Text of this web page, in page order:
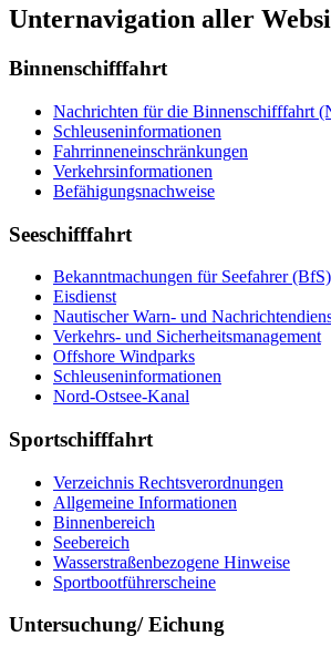
Unternavigation aller
Binnenschifffahrt
Nach­rich­ten für die Bin­nen­schiff­fahrt
Schleu­sen­in­for­ma­tio­nen
Fahr­rin­nen­ein­schrän­kun­gen
Ver­kehrs­in­for­ma­tio­nen
Be­fä­hi­gungs­nach­wei­se
Seeschifffahrt
Be­kannt­ma­chun­gen für See­fah­rer (BfS)
Eis­dienst
Nau­ti­scher Warn-​ und
Ver­kehrs-​ und Si­cher­heits­ma­na­ge­ment
Offs­ho­re Wind­parks
Schleu­sen­in­for­ma­tio­nen
Nord-​Ost­see-​Ka­nal
Sportschifffahrt
Ver­zeich­nis Rechts­ver­ord­nun­gen
All­ge­mei­ne In­for­ma­tio­nen
Bin­nen­be­reich
See­be­reich
Was­ser­stra­ßen­be­zo­ge­ne Hin­wei­se
Sport­boot­füh­rer­schei­ne
Untersuchung/ Eichung